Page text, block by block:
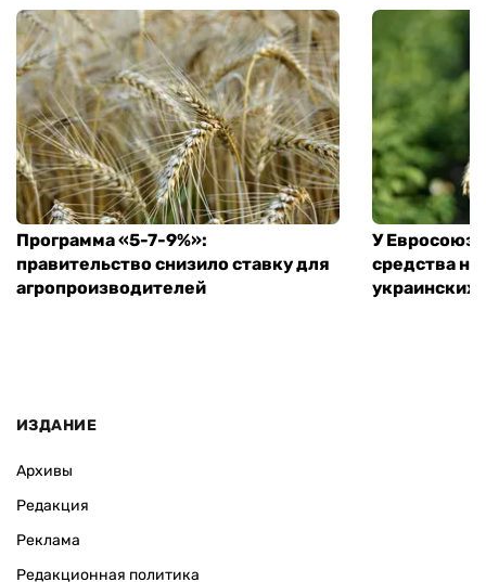
Программа «5-7-9%»:
правительство снизило ставку для
агропроизводителей
У
средства
ИЗДАНИЕ
Архивы
Редакция
Реклама
Редакционная политика